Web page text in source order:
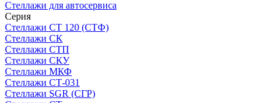
Стеллажи для автосервиса
Серия
Стеллажи СТ 120 (СТФ)
Стеллажи СК
Стеллажи СТП
Стеллажи СКУ
Стеллажи МКФ
Стеллажи СТ-031
Стеллажи SGR (СГР)